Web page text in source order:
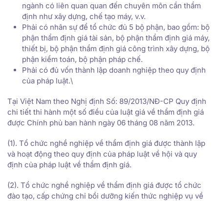
ngành có liên quan quan đến chuyên môn cần thẩm
định như xây dựng, chế tạo máy, v.v.
Phải có nhân sự để tổ chức đủ 5 bộ phận, bao gồm: bộ
phận thẩm định giá tài sản, bộ phận thẩm định giá máy,
thiết bị, bộ phận thẩm định giá công trình xây dựng, bộ
phận kiểm toán, bộ phận pháp chế.
Phải có đủ vốn thành lập doanh nghiệp theo quy định
của pháp luật.\
Tại Việt Nam theo Nghị định Số: 89/2013/NĐ-CP Quy định
chi tiết thi hành một số điều của luật giá về thẩm định giá
được Chính phủ ban hành ngày 06 tháng 08 năm 2013.
(1). Tổ chức nghề nghiệp về thẩm định giá được thành lập
và hoạt động theo quy định của pháp luật về hội và quy
định của pháp luật về thẩm định giá.
(2). Tổ chức nghề nghiệp về thẩm định giá được tổ chức
đào tạo, cấp chứng chỉ bồi dưỡng kiến thức nghiệp vụ về